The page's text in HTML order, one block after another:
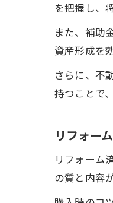
を把握し、
また、補助
資産形成を
さらに、不
持つことで
リフォー
リフォーム
の質と内容